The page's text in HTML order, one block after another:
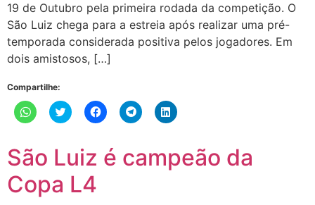
19 de Outubro pela primeira rodada da competição. O
São Luiz chega para a estreia após realizar uma pré-
temporada considerada positiva pelos jogadores. Em
dois amistosos, […]
Compartilhe:
Clique
para
WhatsApp(abre
em
nova
Clique
para
Twitter(abre
em
nova
janela)
Clique
para
Facebook(abre
em
nova
Clique
para
em
nova
Clique
para
LinkedIn(abre
em
nova
São Luiz é campeão da
Copa L4